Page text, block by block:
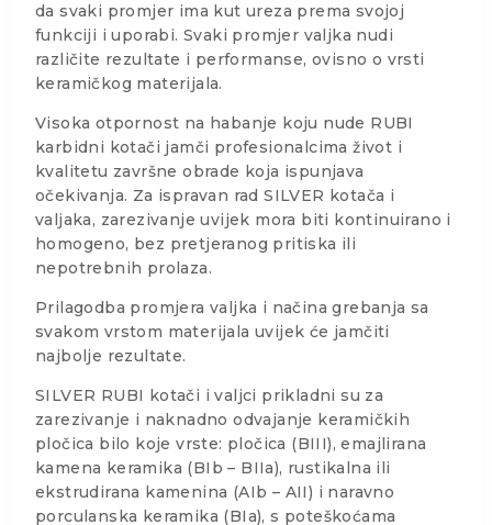
da svaki promjer ima kut ureza prema svojoj
funkciji i uporabi. Svaki promjer valjka nudi
različite rezultate i performanse, ovisno o vrsti
keramičkog materijala.
Visoka otpornost na habanje koju nude RUBI
karbidni kotači jamči profesionalcima život i
kvalitetu završne obrade koja ispunjava
očekivanja. Za ispravan rad SILVER kotača i
valjaka, zarezivanje uvijek mora biti kontinuirano i
homogeno, bez pretjeranog pritiska ili
nepotrebnih prolaza.
Prilagodba promjera valjka i načina grebanja sa
svakom vrstom materijala uvijek će jamčiti
najbolje rezultate.
SILVER RUBI kotači i valjci prikladni su za
zarezivanje i naknadno odvajanje keramičkih
pločica bilo koje vrste: pločica (BIII), emajlirana
kamena keramika (BIb – BIIa), rustikalna ili
ekstrudirana kamenina (AIb – AII) i naravno
porculanska keramika (BIa), s poteškoćama